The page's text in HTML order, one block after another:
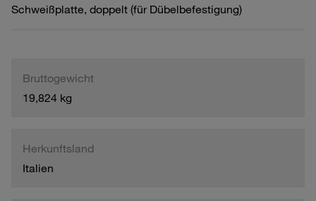
Schweißplatte, doppelt (für Dübelbefestigung)
Bruttogewicht
19,824 kg
Herkunftsland
Italien